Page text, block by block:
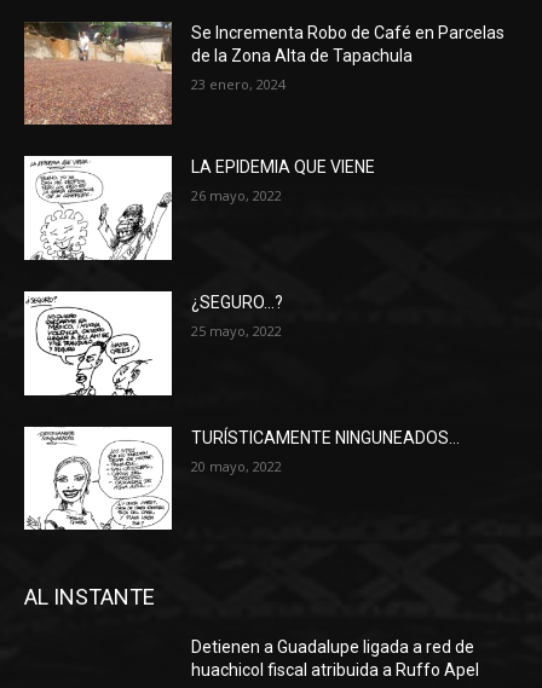
Se Incrementa Robo de Café en Parcelas
de la Zona Alta de Tapachula
23 enero, 2024
LA EPIDEMIA QUE VIENE
26 mayo, 2022
¿SEGURO…?
25 mayo, 2022
TURÍSTICAMENTE NINGUNEADOS…
20 mayo, 2022
AL INSTANTE
Detienen a Guadalupe ligada a red de
huachicol fiscal atribuida a Ruffo Apel